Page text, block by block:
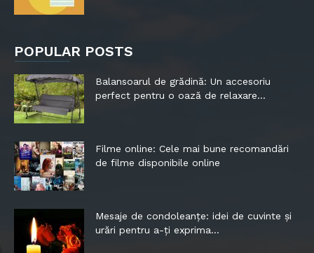
POPULAR POSTS
Balansoarul de grădină: Un accesoriu
perfect pentru o oază de relaxare...
Filme online: Cele mai bune recomandări
de filme disponibile online
Mesaje de condoleanțe: idei de cuvinte și
urări pentru a-ți exprima...